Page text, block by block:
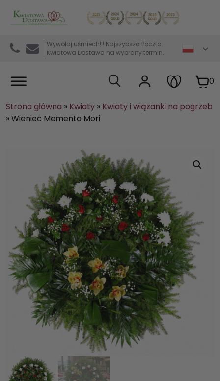
Kwiaciarnia internetowa Kwiatowa Dostawa
Wywołaj uśmiech!!! Najszybsza Poczta.
Kwiatowa Dostawa na wybrany termin.
0
Strona główna » Kwiaty » Kwiaty i wiązanki na pogrzeb
»Wieniec Memento Mori